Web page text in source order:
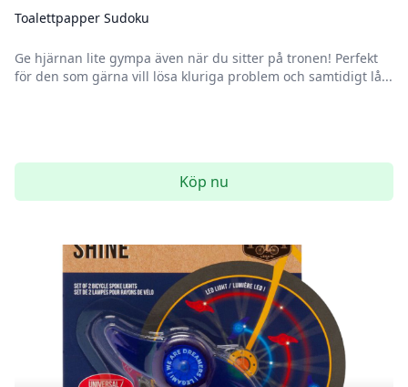
Toalettpapper Sudoku
Ge hjärnan lite gympa även när du sitter på tronen! Perfekt
för den som gärna vill lösa kluriga problem och samtidigt lå...
Köp nu